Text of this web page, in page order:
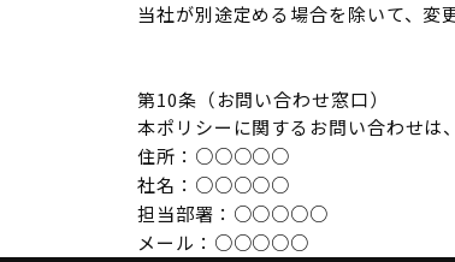
当社が別途定める場合を除いて、変
第10条（お問い合わせ窓口）
本ポリシーに関するお問い合わせは
住所：○○○○○
社名：○○○○○
担当部署：○○○○○
メール：○○○○○